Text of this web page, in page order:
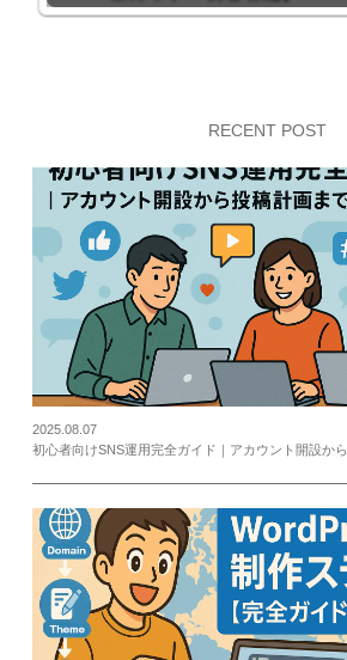
RECENT POST
2025.08.07
初心者向けSNS運用完全ガイド｜アカウント開設か